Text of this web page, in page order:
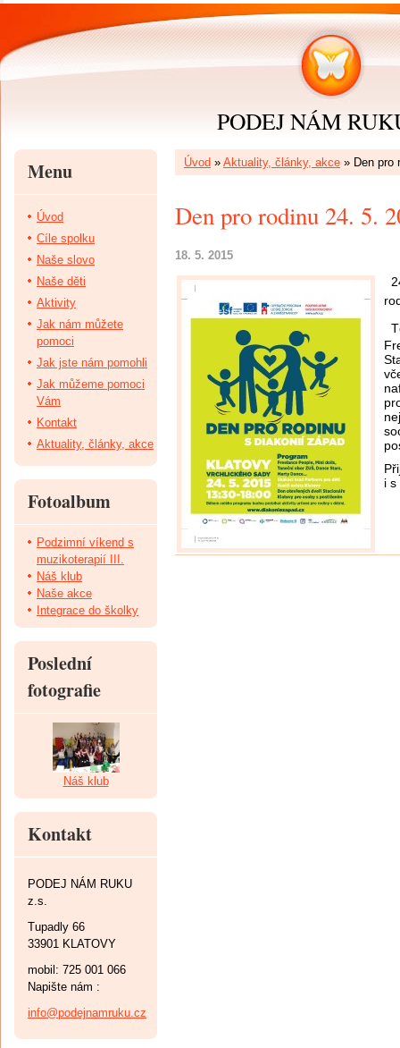
PODEJ NÁM
Úvod » Aktuality, články, akce » Den pro
Den pro rodinu 24. 5.
18. 5. 2015
i
Menu
Úvod
Cíle spolku
Naše slovo
Naše děti
Aktivity
Jak nám můžete
pomoci
Jak jste nám pomohli
Jak můžeme pomoci
Vám
Kontakt
Aktuality, články, akce
Fotoalbum
Podzimní víkend s
muzikoterapií III.
Náš klub
Naše akce
Integrace do školky
Poslední
fotografie
Náš klub
Kontakt
PODEJ NÁM RUKU
z.s.
Tupadly 66
33901 KLATOVY
mobil: 725 001 066
Napište nám :
info@podejnamruku.cz